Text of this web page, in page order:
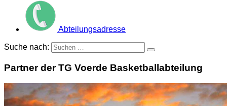
Abteilungsadresse
Suche nach:
Partner der TG Voerde Basketballabteilung